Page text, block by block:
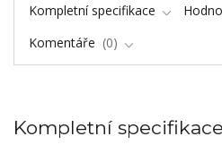
Kompletní specifikace
Komentáře
0
Kompletní specifikace